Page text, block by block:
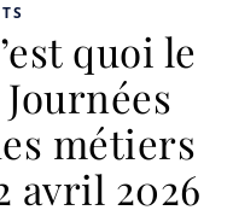
quoi le
métiers
avril 2026